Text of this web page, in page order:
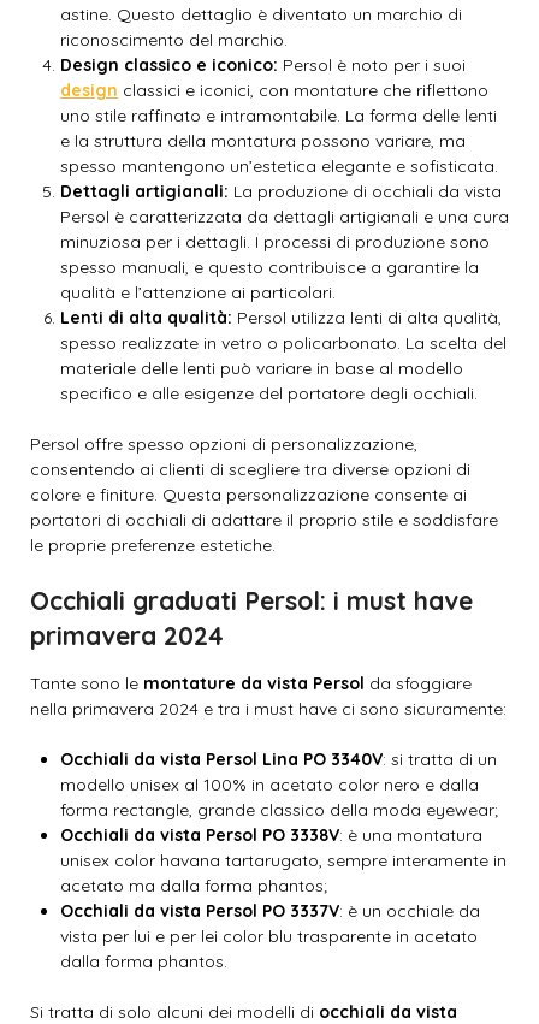
astine. Questo dettaglio è diventato un marchio di
riconoscimento del marchio.
Design classico e iconico: Persol è noto per i suoi
design classici e iconici, con montature che riflettono
uno stile raffinato e intramontabile. La forma delle lenti
e la struttura della montatura possono variare, ma
spesso mantengono un’estetica elegante e sofisticata.
Dettagli artigianali: La produzione di occhiali da vista
Persol è caratterizzata da dettagli artigianali e una cura
minuziosa per i dettagli. I processi di produzione sono
spesso manuali, e questo contribuisce a garantire la
qualità e l’attenzione ai particolari.
Lenti di alta qualità: Persol utilizza lenti di alta qualità,
spesso realizzate in vetro o policarbonato. La scelta del
materiale delle lenti può variare in base al modello
specifico e alle esigenze del portatore degli occhiali.
Persol offre spesso opzioni di personalizzazione,
consentendo ai clienti di scegliere tra diverse opzioni di
colore e finiture. Questa personalizzazione consente ai
portatori di occhiali di adattare il proprio stile e soddisfare
le proprie preferenze estetiche.
Occhiali graduati Persol: i must have
primavera 2024
Tante sono le montature da vista Persol da sfoggiare
nella primavera 2024 e tra i must have ci sono sicuramente:
Occhiali da vista Persol Lina PO 3340V: si tratta di un
modello unisex al 100% in acetato color nero e dalla
forma rectangle, grande classico della moda eyewear;
Occhiali da vista Persol PO 3338V: è una montatura
unisex color havana tartarugato, sempre interamente in
acetato ma dalla forma phantos;
Occhiali da vista Persol PO 3337V: è un occhiale da
vista per lui e per lei color blu trasparente in acetato
dalla forma phantos.
Si tratta di solo alcuni dei modelli di occhiali da vista